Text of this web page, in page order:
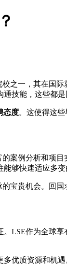
之一，其在国
技能，这些都是
态度。这使得这
案例分析和项
够快速适应多变
宝贵机会。回
LSE作为全球
优质资源和机